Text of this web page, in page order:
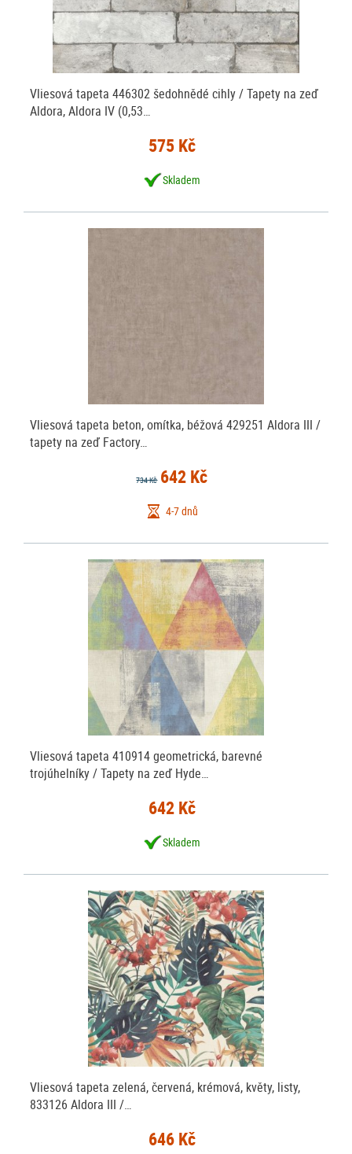
Vliesová tapeta 446302 šedohnědé cihly / Tapety na zeď
Aldora, Aldora IV (0,53…
575 Kč
Skladem
Vliesová tapeta beton, omítka, béžová 429251 Aldora III /
tapety na zeď Factory…
734 Kč 642 Kč
4-7 dnů
Vliesová tapeta 410914 geometrická, barevné
trojúhelníky / Tapety na zeď Hyde…
642 Kč
Skladem
Vliesová tapeta zelená, červená, krémová, květy, listy,
833126 Aldora III /…
646 Kč